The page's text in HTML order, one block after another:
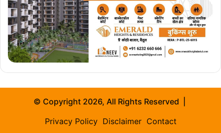
© Copyright 2026, All Rights Reserved |
Privacy Policy Disclaimer Contact